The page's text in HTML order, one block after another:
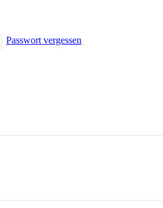
Passwort vergessen